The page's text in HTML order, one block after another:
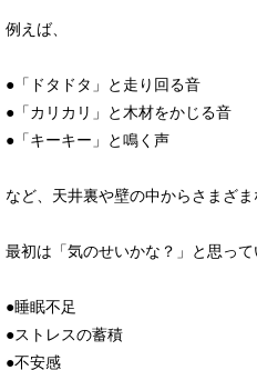
例えば、
●「ドタドタ」と走り回る音
●「カリカリ」と木材をかじる音
●「キーキー」と鳴く声
など、天井裏や壁の中からさまざ
最初は「気のせいかな？」と思って
●睡眠不足
●ストレスの蓄積
●不安感